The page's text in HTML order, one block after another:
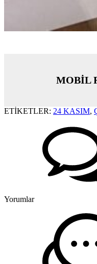
MOBİL
ETİKETLER: 24 KASIM,
Yorumlar